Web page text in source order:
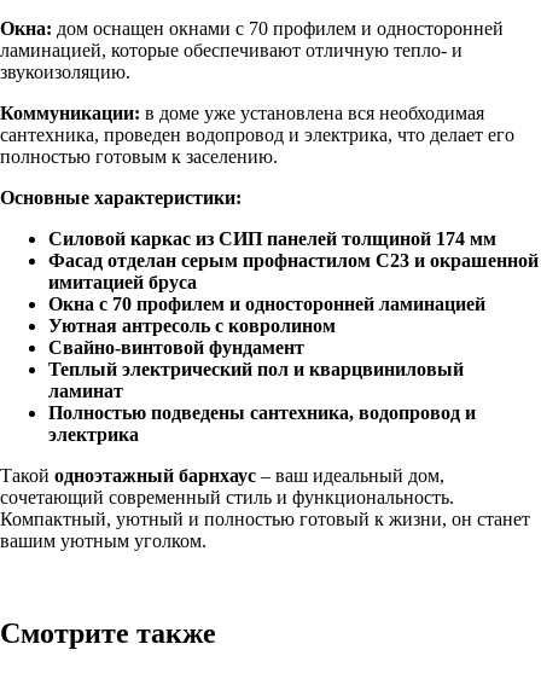
Окна: дом оснащен окнами с 70 профилем и односторонней
ламинацией, которые обеспечивают отличную тепло- и
звукоизоляцию.
Коммуникации: в доме уже установлена вся необходимая
сантехника, проведен водопровод и электрика, что делает его
полностью готовым к заселению.
Основные характеристики:
Силовой каркас из СИП панелей толщиной 174 мм
Фасад отделан серым профнастилом С23 и окрашенной
имитацией бруса
Окна с 70 профилем и односторонней ламинацией
Уютная антресоль с ковролином
Свайно-винтовой фундамент
Теплый электрический пол и кварцвиниловый
ламинат
Полностью подведены сантехника, водопровод и
электрика
Такой одноэтажный барнхаус – ваш идеальный дом,
сочетающий современный стиль и функциональность.
Компактный, уютный и полностью готовый к жизни, он станет
вашим уютным уголком.
Смотрите также